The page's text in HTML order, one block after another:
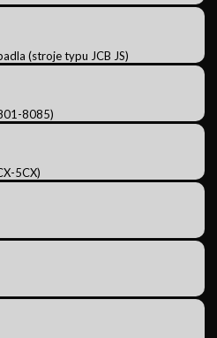
(stroje typu JCB JS)
8085)
5CX)